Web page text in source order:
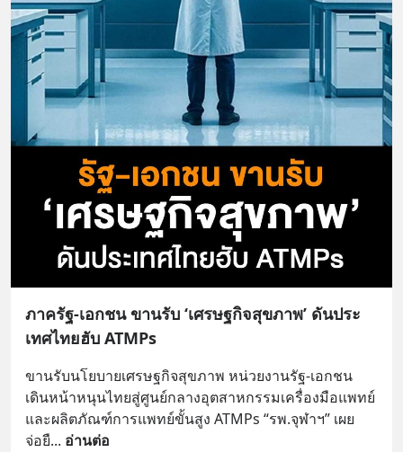
ภาครัฐ-เอกชน ขานรับ ‘เศรษฐกิจสุขภาพ’ ดันประ
เทศไทยฮับ ATMPs
ขานรับนโยบายเศรษฐกิจสุขภาพ หน่วยงานรัฐ-เอกชน
เดินหน้าหนุนไทยสู่ศูนย์กลางอุตสาหกรรมเครื่องมือแพทย์
และผลิตภัณฑ์การแพทย์ขั้นสูง ATMPs “รพ.จุฬาฯ” เผย
จ่อยื... อ่านต่อ